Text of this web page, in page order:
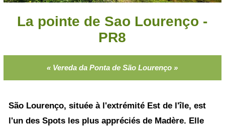
La pointe de Sao Lourenço -
PR8
« Vereda da Ponta de São Lourenço »
São Lourenço, située à l'extrémité Est de l'île, est
l'un des Spots les plus appréciés de Madère. Elle